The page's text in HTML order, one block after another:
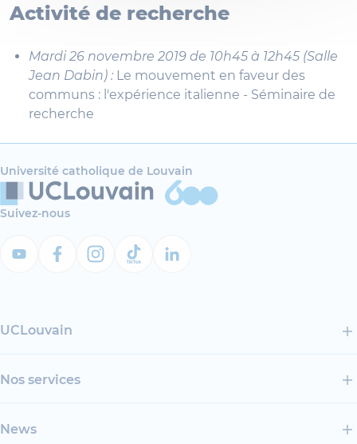
Activité de recherche
Mardi 26 novembre 2019 de 10h45 à 12h45 (Salle
Jean Dabin) : Le mouvement en faveur des
communs : l'expérience italienne - Séminaire de
recherche
Université catholique de Louvain
Suivez-nous
UCLouvain
Nos services
News